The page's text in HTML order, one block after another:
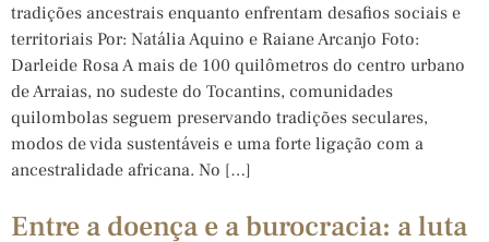
tradições ancestrais enquanto enfrentam desafios sociais e
territoriais Por: Natália Aquino e Raiane Arcanjo Foto:
Darleide Rosa A mais de 100 quilômetros do centro urbano
de Arraias, no sudeste do Tocantins, comunidades
quilombolas seguem preservando tradições seculares,
modos de vida sustentáveis e uma forte ligação com a
ancestralidade africana. No […]
Entre a doença e a burocracia: a luta